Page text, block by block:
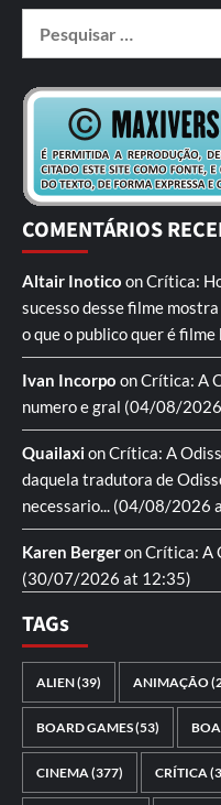
COMENTÁRIOS
Altair Inotico onCrítica:
sucesso desse filme
o que o publico quer é filme
Ivan Incorpo onCrítica: A
numero e gral (04/08/
QuailaxionCrítica: A
daquela tradutora de
necessario... (04/08/2026
Karen BergeronCrítica: A
(30/07/2026 at 12:35)
TAGs
ALIEN(39) ANIMAÇÃO
BOARD GAMES(53)
CINEMA (377) CRÍTICA